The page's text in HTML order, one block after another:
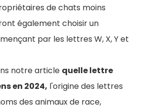
de chats moins
également choisir un
par les lettres W, X, Y et
notre article quelle lettre
en 2024, l'origine des lettres
des animaux de race,